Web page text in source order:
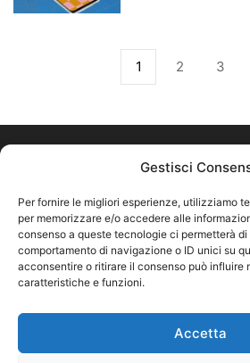
Gestisci
Per fornire le migliori esperienze, utilizziamo
per memorizzare e/o accedere alle
consenso a queste tecnologie ci permetterà
comportamento di navigazione o ID unici su
acconsentire o ritirare il consenso può influire
caratteristiche e funzioni.
Accetta
1 2 3
ABOUT US